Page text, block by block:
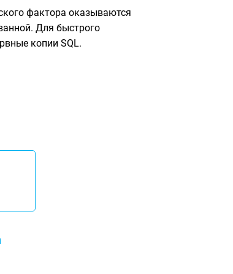
фактора оказываются
Для быстрого
копии SQL.